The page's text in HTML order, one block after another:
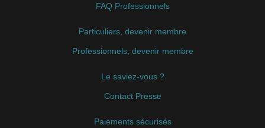
FAQ Professionnels
Particuliers, devenir membre
Professionnels, devenir membre
Le saviez-vous ?
Contact Presse
Paiements sécurisés